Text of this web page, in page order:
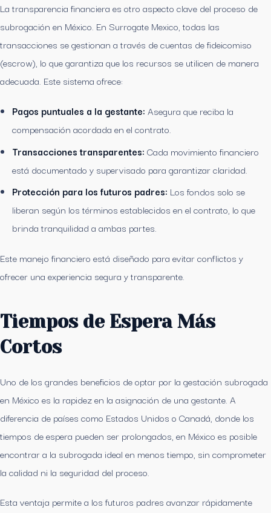
La transparencia financiera es otro aspecto clave del proceso de
subrogación en México. En Surrogate Mexico, todas las
transacciones se gestionan a través de cuentas de fideicomiso
(escrow), lo que garantiza que los recursos se utilicen de manera
adecuada. Este sistema ofrece:
Pagos puntuales a la gestante: Asegura que reciba la
compensación acordada en el contrato.
Transacciones transparentes: Cada movimiento financiero
está documentado y supervisado para garantizar claridad.
Protección para los futuros padres: Los fondos solo se
liberan según los términos establecidos en el contrato, lo que
brinda tranquilidad a ambas partes.
Este manejo financiero está diseñado para evitar conflictos y
ofrecer una experiencia segura y transparente.
Tiempos de Espera Más
Cortos
Uno de los grandes beneficios de optar por la gestación subrogada
en México es la rapidez en la asignación de una gestante. A
diferencia de países como Estados Unidos o Canadá, donde los
tiempos de espera pueden ser prolongados, en México es posible
encontrar a la subrogada ideal en menos tiempo, sin comprometer
la calidad ni la seguridad del proceso.
Esta ventaja permite a los futuros padres avanzar rápidamente